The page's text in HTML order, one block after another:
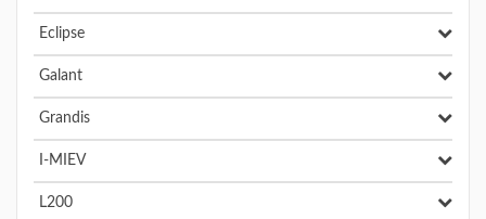
Eclipse
Galant
Grandis
I-MIEV
L200